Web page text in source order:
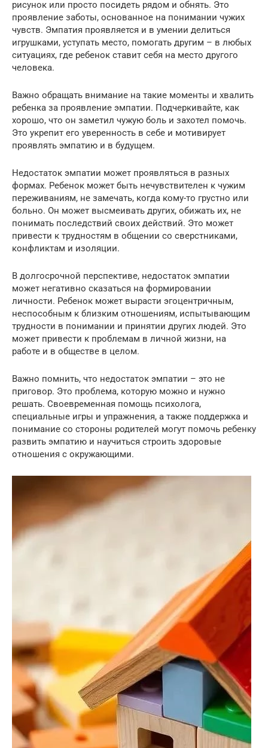
рисунок или просто посидеть рядом и обнять. Это
проявление заботы, основанное на понимании чужих
чувств. Эмпатия проявляется и в умении делиться
игрушками, уступать место, помогать другим – в любых
ситуациях, где ребенок ставит себя на место другого
человека.
Важно обращать внимание на такие моменты и хвалить
ребенка за проявление эмпатии. Подчеркивайте, как
хорошо, что он заметил чужую боль и захотел помочь.
Это укрепит его уверенность в себе и мотивирует
проявлять эмпатию и в будущем.
Недостаток эмпатии может проявляться в разных
формах. Ребенок может быть нечувствителен к чужим
переживаниям, не замечать, когда кому-то грустно или
больно. Он может высмеивать других, обижать их, не
понимать последствий своих действий. Это может
привести к трудностям в общении со сверстниками,
конфликтам и изоляции.
В долгосрочной перспективе, недостаток эмпатии
может негативно сказаться на формировании
личности. Ребенок может вырасти эгоцентричным,
неспособным к близким отношениям, испытывающим
трудности в понимании и принятии других людей. Это
может привести к проблемам в личной жизни, на
работе и в обществе в целом.
Важно помнить, что недостаток эмпатии – это не
приговор. Это проблема, которую можно и нужно
решать. Своевременная помощь психолога,
специальные игры и упражнения, а также поддержка и
понимание со стороны родителей могут помочь ребенку
развить эмпатию и научиться строить здоровые
отношения с окружающими.